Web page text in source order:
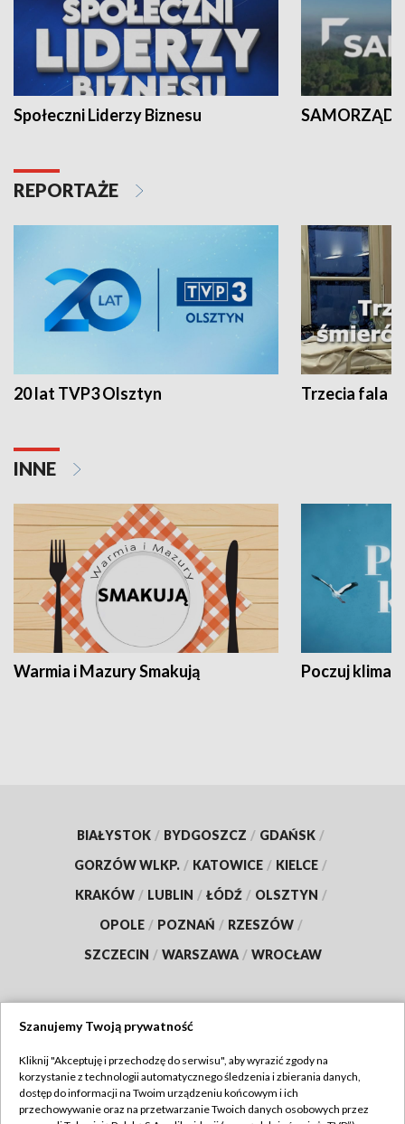
Społeczni Liderzy Biznesu SAMORZĄD
REPORTAŻE
20 lat TVP3 Olsztyn Trzecia fala -
INNE
Warmia i Mazury Smakują Poczuj klimat
BIAŁYSTOK / BYDGOSZCZ / GDAŃSK /
GORZÓW WLKP. / KATOWICE / KIELCE /
KRAKÓW / LUBLIN / ŁÓDŹ / OLSZTYN /
OPOLE / POZNAŃ / RZESZÓW /
SZCZECIN / WARSZAWA / WROCŁAW
TVP
Abonament TVP
Regulamin TVP
Szanujemy Twoją prywatność
Kliknij "Akceptuję i przechodzę do serwisu", aby wyrazić zgody na
korzystanie z technologii automatycznego śledzenia i zbierania danych,
dostęp do informacji na Twoim urządzeniu końcowym i ich
przechowywanie oraz na przetwarzanie Twoich danych osobowych przez